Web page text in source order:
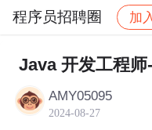
程序员招聘圈 加
社区 程序员招聘圈
Java 开发工程
AMY05095
2024-08-27